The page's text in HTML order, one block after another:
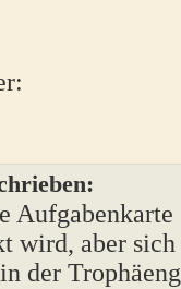
Aufgabenkarte
wird, aber
der